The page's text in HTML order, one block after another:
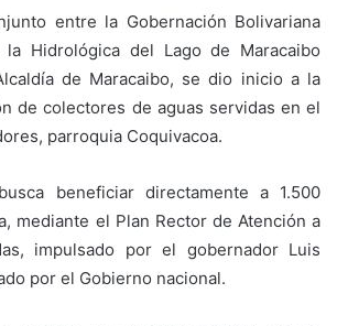
entre la Gobernación Bolivariana
Hidrológica del Lago de Maracaibo
de Maracaibo, se dio inicio a la
de colectores de aguas servidas en el
parroquia Coquivacoa.
beneficiar directamente a 1.500
mediante el Plan Rector de Atención a
impulsado por el gobernador Luis
por el Gobierno nacional.